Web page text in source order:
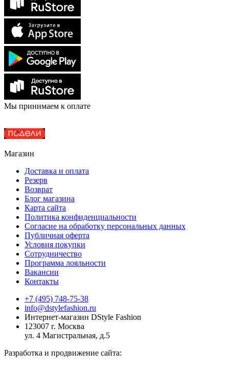
Мы принимаем к оплате
Магазин
Доставка и оплата
Резерв
Возврат
Блог магазина
Карта сайта
Политика конфиденциальности
Согласие на обработку персональных данных
Публичная оферта
Условия покупки
Сотрудничество
Программа лояльности
Вакансии
Контакты
+7 (495) 748-75-38
info@dstylefashion.ru
Интернет-магазин DStyle Fashion
123007 г. Москва
ул. 4 Магистральная, д.5
Разработка и продвижение сайта: